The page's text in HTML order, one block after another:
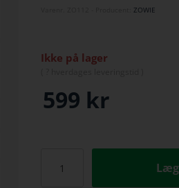
ZOWIE
Ikke på lager
599 kr